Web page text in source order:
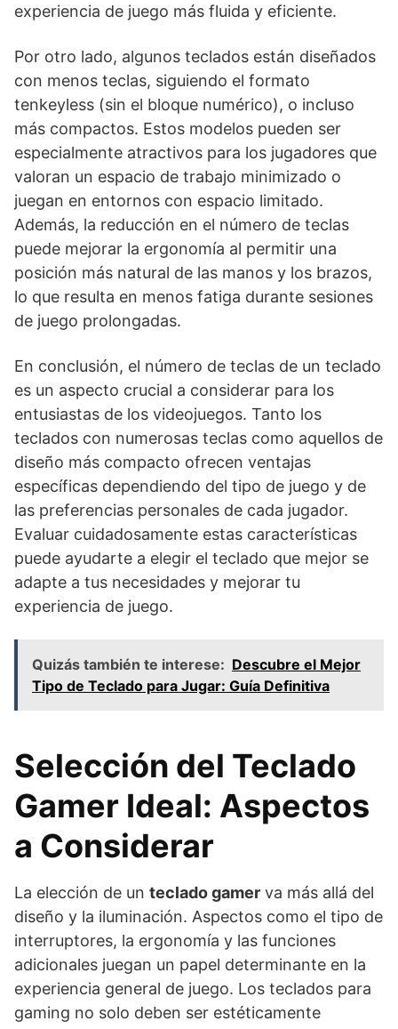
experiencia de juego más fluida y eficiente.
Por otro lado, algunos teclados están diseñados
con menos teclas, siguiendo el formato
tenkeyless (sin el bloque numérico), o incluso
más compactos. Estos modelos pueden ser
especialmente atractivos para los jugadores que
valoran un espacio de trabajo minimizado o
juegan en entornos con espacio limitado.
Además, la reducción en el número de teclas
puede mejorar la ergonomía al permitir una
posición más natural de las manos y los brazos,
lo que resulta en menos fatiga durante sesiones
de juego prolongadas.
En conclusión, el número de teclas de un teclado
es un aspecto crucial a considerar para los
entusiastas de los videojuegos. Tanto los
teclados con numerosas teclas como aquellos de
diseño más compacto ofrecen ventajas
específicas dependiendo del tipo de juego y de
las preferencias personales de cada jugador.
Evaluar cuidadosamente estas características
puede ayudarte a elegir el teclado que mejor se
adapte a tus necesidades y mejorar tu
experiencia de juego.
Quizás también te interese: Descubre el Mejor
Tipo de Teclado para Jugar: Guía Definitiva
Selección del Teclado
Gamer Ideal: Aspectos
a Considerar
La elección de un teclado gamer va más allá del
diseño y la iluminación. Aspectos como el tipo de
interruptores, la ergonomía y las funciones
adicionales juegan un papel determinante en la
experiencia general de juego. Los teclados para
gaming no solo deben ser estéticamente